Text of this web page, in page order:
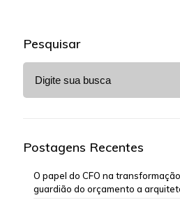
Pesquisar
Postagens Recentes
O papel do CFO na
guardião do orçamento a